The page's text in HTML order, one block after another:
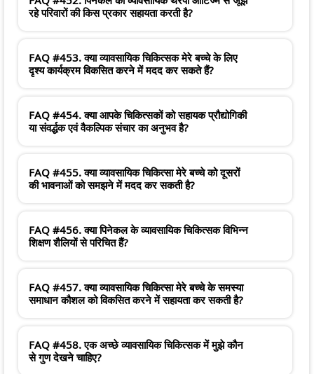
रहे परिवारों की किस प्रकार सहायता करती है?
FAQ #453. क्या व्यावसायिक चिकित्सक मेरे बच्चे के लिए
दृश्य कार्यक्रम विकसित करने में मदद कर सकते हैं?
FAQ #454. क्या आपके चिकित्सकों को सहायक प्रौद्योगिकी
या संवर्द्धक एवं वैकल्पिक संचार का अनुभव है?
FAQ #455. क्या व्यावसायिक चिकित्सा मेरे बच्चे को दूसरों
की भावनाओं को समझने में मदद कर सकती है?
FAQ #456. क्या पिनेकल के व्यावसायिक चिकित्सक विभिन्न
शिक्षण शैलियों से परिचित हैं?
FAQ #457. क्या व्यावसायिक चिकित्सा मेरे बच्चे के समस्या
समाधान कौशल को विकसित करने में सहायता कर सकती है?
FAQ #458. एक अच्छे व्यावसायिक चिकित्सक में मुझे कौन
से गुण देखने चाहिए?